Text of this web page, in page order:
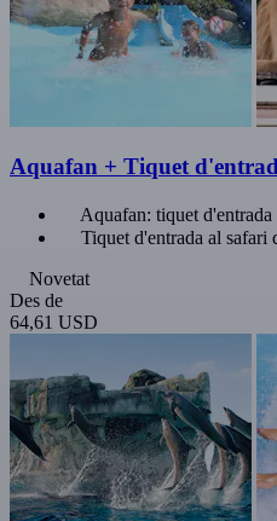
Aquafan + Tiquet
Aquafan: tiquet d'entrada
Tiquet d'entrada al safari
Novetat
Des de
64,61 USD